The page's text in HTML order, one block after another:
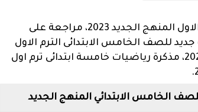
منهج رياضيات جديد للصف الخامس الابتدائى الترم الاول المنهج الجديد 2023، مراجعة على
للصف الخامس الابتدائى الترم الاول
المنهج الجديد 2023، مذكرة حساب خامسة ابتدائى 2023، مذكرة رياضيات خامسة ابتدائى ترم اول
الخامس الابتدائي المنهج الجديد